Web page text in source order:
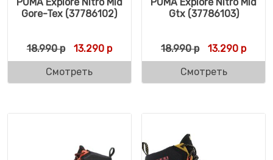
Gore-Tex (37786102)
18.990р Первоначальная цена составляла 18.990
13.290рТекущая цена: 13.290 р.
Смотреть
Gtx (37786103)
18.990р 13.290 р
Смотреть